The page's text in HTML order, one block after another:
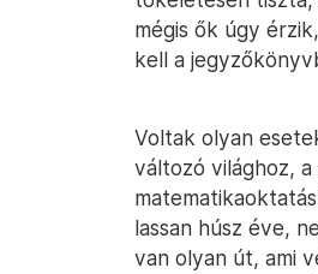
mégis ők úgy
kell a
Voltak olyan
változó világhoz,
lassan húsz éve,
van olyan út, ami